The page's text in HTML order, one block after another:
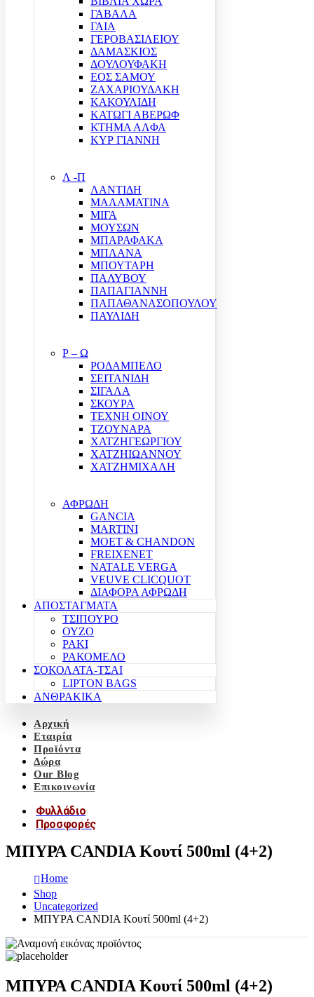
ΓΑΒΑΛΑ
ΓΑΙΑ
ΓΕΡΟΒΑΣΙΛΕΙΟΥ
ΔΑΜΑΣΚΙΟΣ
ΔΟΥΛΟΥΦΑΚΗ
ΕΟΣ ΣΑΜΟΥ
ΖΑΧΑΡΙΟΥΔΑΚΗ
ΚΑΚΟΥΛΙΔΗ
ΚΑΤΩΓΙ ΑΒΕΡΩΦ
ΚΤΗΜΑ ΑΛΦΑ
ΚΥΡ ΓΙΑΝΝΗ
Λ -Π
ΛΑΝΤΙΔΗ
ΜΑΛΑΜΑΤΙΝΑ
ΜΙΓΑ
ΜΟΥΣΩΝ
ΜΠΑΡΑΦΑΚΑ
ΜΠΛΑΝΑ
ΜΠΟΥΤΑΡΗ
ΠΑΛΥΒΟΥ
ΠΑΠΑΓΙΑΝΝΗ
ΠΑΠΑΘΑΝΑΣΟΠΟΥΛΟΥ
ΠΑΥΛΙΔΗ
Ρ – Ω
ΡΟΔΑΜΠΕΛΟ
ΣΕΙΤΑΝΙΔΗ
ΣΙΓΑΛΑ
ΣΚΟΥΡΑ
ΤΕΧΝΗ ΟΙΝΟΥ
ΤΖΟΥΝΑΡΑ
ΧΑΤΖΗΓΕΩΡΓΙΟΥ
ΧΑΤΖΗΙΩΑΝΝΟΥ
ΧΑΤΖΗΜΙΧΑΛΗ
ΑΦΡΩΔΗ
GANCIA
MARTINI
MOET & CHANDON
FREIXENET
NATALE VERGA
VEUVE CLICQUOT
ΔΙΑΦΟΡΑ ΑΦΡΩΔΗ
ΑΠΟΣΤΑΓΜΑΤΑ
ΤΣΙΠΟΥΡΟ
ΟΥΖΟ
ΡΑΚΙ
ΡΑΚΟΜΕΛΟ
ΣΟΚΟΛΑΤΑ-ΤΣΑΙ
LIPTON BAGS
ΑΝΘΡΑΚΙΚΑ
Αρχική
Εταιρία
Προϊόντα
Δώρα
Our Blog
Επικοινωνία
Φυλλάδιο
Προσφορές
ΜΠΥΡΑ CANDIA Κουτί 500ml (4+2)
Home
Shop
Uncategorized
ΜΠΥΡΑ CANDIA Κουτί 500ml (4+2)
ΜΠΥΡΑ CANDIA Κουτί 500ml (4+2)